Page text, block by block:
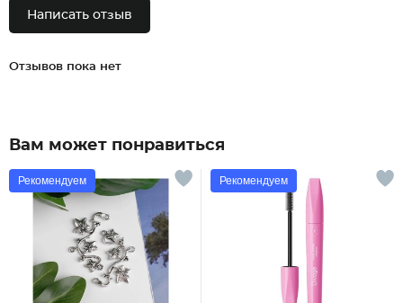
Написать отзыв
Отзывов пока нет
Вам может понравиться
Рекомендуем Рекомендуем